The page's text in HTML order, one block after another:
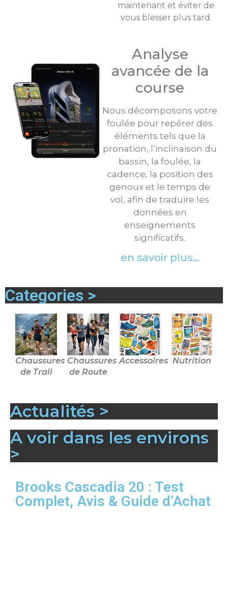
maintenant et éviter de
vous blesser plus tard.
Analyse
avancée de la
course
Nous décomposons votre
foulée pour repérer des
éléments tels que la
pronation, l’inclinaison du
bassin, la foulée, la
cadence, la position des
genoux et le temps de
vol, afin de traduire les
données en
enseignements
significatifs.
en savoir plus…
Categories >
Chaussures
de Trail
Chaussures
de Route
Accessoires Nutrition
Actualités >
A voir dans les environs
>
Brooks Cascadia 20 : Test
Complet, Avis & Guide d’Achat